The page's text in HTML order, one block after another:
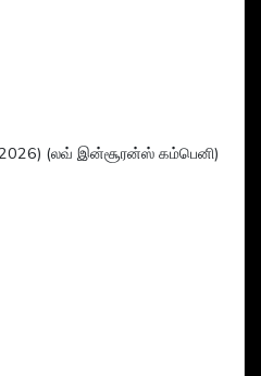
(லவ் இன்சூரன்ஸ் கம்பெனி)